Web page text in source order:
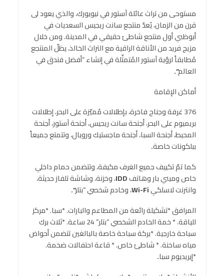
مستوحى من تراث عائلة آستور في نيويورك، والذي يعود لى
قرن من الزمان، يُعدّ منتجع سانت ريجيس السعديات في
أبوظبي أول منتجع شاطئ حقيقي في المدينة. ومن خلال
مزيج فريد من الأناقة الراقية مع التراث الخالذ، يظلّ المنتجع
مُطابقاً لرؤية آستور المُتمثّلة في إنشاء “أفضل فندق في
العالم“.
أماكن الإقامة
376 غرفة وجناح فاخرة، بإطلالات مُميّزة على البحر، إطلالات
بريميوم على البحر، أجنحة سانت ريجيس، أجنحة آستور، أجنحة
المحيط، أجنحة السبا، أجنحة ماجستيك ورويال، وتتمتع جميعاً
ببلكونات خاصة.
كما تمّ تكييف جميع الغرف مكيفة، وتتضمن حمام داخلي
خاص وميني بار وهاتف
، وخزنة، وشاشة تلفاز حديثة،
وانترنت لاسلكي
، وخادم شخصي “بتلر“.
المرافق *تشكيلة رائعة من المطاعم والبارات. *سبا. *مركز
للياقة. * خمة الخادم الشخصي “بتلر” 24 ساعة. *ثلاث برك
سباحة خارجية. *بركة سباحة خاصة بالبالغين تتضمن أحواض
مياه ساخنة. * شاطئ خاص. * قاعة احتفالات ضخمة.
*إيريديوم سبا.